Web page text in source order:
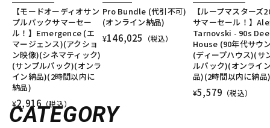
【モードオーディオサン
プルパックサマーセー
ル！】Emergence (エ
マージェンス)(アクショ
ン映像)(シネマティック)
(サンプルパック)(オンラ
イン納品)(2時間以内に
納品)
¥2,916 （税込）
Pro Bundle (代引不可)
(オンライン納品)
¥146,025 （税込）
【ループマスターズ
サマーセール！】
Tarnovski - 90s
House (90年代サウ
(ディープハウス)(サ
ルパック)(オンライ
品)(2時間以内に納品
¥5,579 （税込）
CATEGORY